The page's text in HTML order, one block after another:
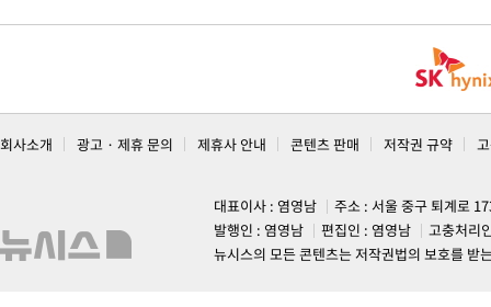
회사소개 광고 · 제휴 문의 제휴사 안내 콘텐츠 판매 저작권 규약
대표이사 : 염영남
주소 : 서울 중구 퇴계로
발행인 : 염영남
편집인 : 염영남
고충처리
뉴시스의 모든 콘텐츠는 저작권법의 보호를